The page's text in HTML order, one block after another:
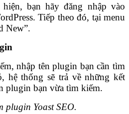
bạn hãy đăng nhập vào
Tiếp theo đó, tại menu
New”.
nhập tên plugin bạn cần tìm
hệ thống sẽ trả về những kết
plugin bạn vừa tìm kiếm.
plugin Yoast SEO.